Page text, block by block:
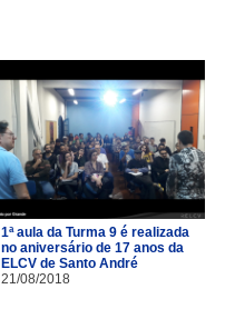
1ª aula da Turma 9 é realizada
no aniversário de 17 anos da
ELCV de Santo André
21/08/2018